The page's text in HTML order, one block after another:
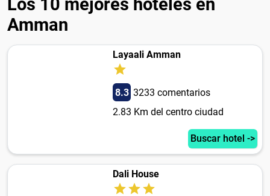
Los 10 mejores hoteles en
Amman
Layaali Amman
8.3 3233 comentarios
2.83 Km del centro ciudad
Buscar hotel ->
Dali House